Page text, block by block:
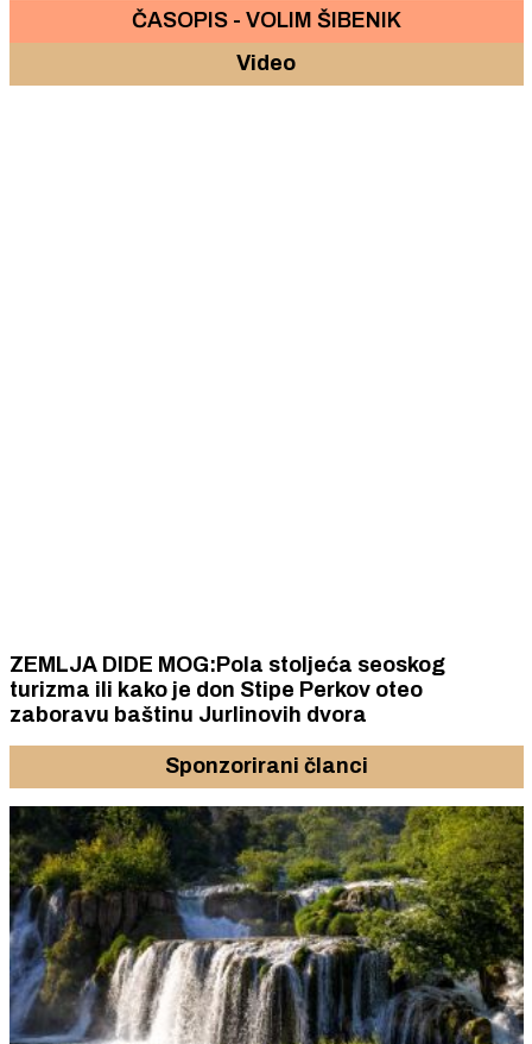
ČASOPIS - VOLIM ŠIBENIK
Video
ZEMLJA DIDE MOG:Pola stoljeća seoskog
turizma ili kako je don Stipe Perkov oteo
zaboravu baštinu Jurlinovih dvora
Sponzorirani članci